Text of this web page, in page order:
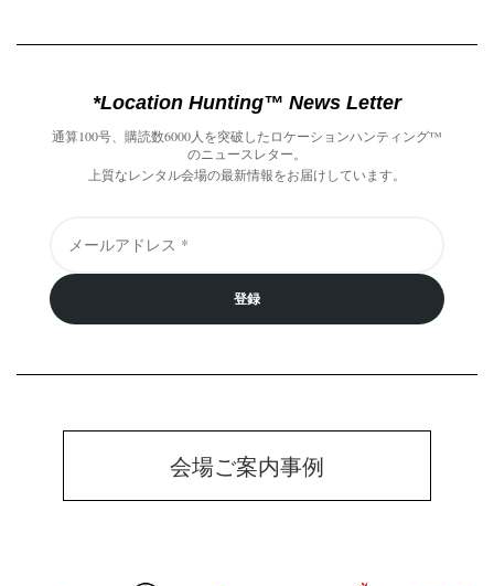
*Location Hunting™️ News Letter
通算100号、購読数6000人を突破したロケーションハンティング™️
のニュースレター。
上質なレンタル会場の最新情報をお届けしています。
登録
会場ご案内事例